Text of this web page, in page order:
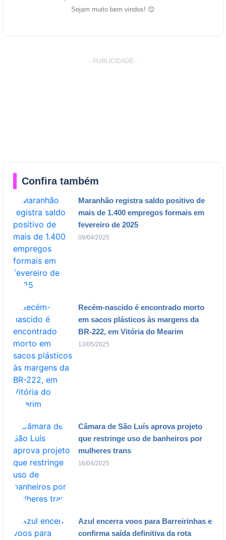
Sejam muito bem vindos! 😊
- PUBLICIDADE -
Confira também
Maranhão registra saldo positivo de
mais de 1.400 empregos formais em
fevereiro de 2025
09/04/2025
Recém-nascido é encontrado morto
em sacos plásticos às margens da
BR-222, em Vitória do Mearim
13/05/2025
Câmara de São Luís aprova projeto
que restringe uso de banheiros por
mulheres trans
16/04/2025
Azul encerra voos para Barreirinhas e
confirma saída definitiva da rota